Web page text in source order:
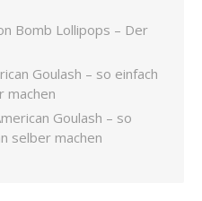
Bomb Lollipops – Der
Goulash – so einfach
machen
Goulash – so
selber machen